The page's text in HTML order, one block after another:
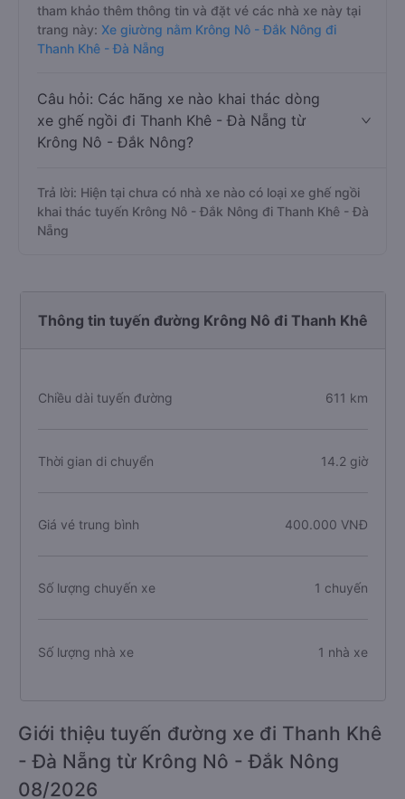
tham khảo thêm thông tin và đặt vé các nhà xe này tại
trang này: Xe giường nằm Krông Nô - Đắk Nông đi
Thanh Khê - Đà Nẵng
Câu hỏi: Các hãng xe nào khai thác dòng
xe ghế ngồi đi Thanh Khê - Đà Nẵng từ
Krông Nô - Đắk Nông?
Trả lời: Hiện tại chưa có nhà xe nào có loại xe ghế ngồi
khai thác tuyến Krông Nô - Đắk Nông đi Thanh Khê - Đà
Nẵng
Thông tin tuyến đường Krông Nô đi Thanh Khê
Chiều dài tuyến đường 611 km
Thời gian di chuyển 14.2 giờ
Giá vé trung bình 400.000 VNĐ
Số lượng chuyến xe 1 chuyến
Số lượng nhà xe 1 nhà xe
Giới thiệu tuyến đường xe đi Thanh Khê
- Đà Nẵng từ Krông Nô - Đắk Nông
08/2026